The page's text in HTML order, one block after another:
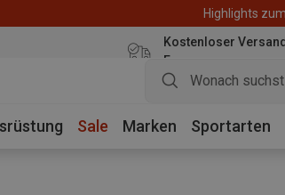
Highlights
Kostenloser
Euro
Sale Marken Sportarten